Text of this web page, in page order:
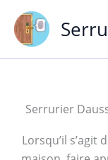
contenu
Serrurier
Lorsqu’il